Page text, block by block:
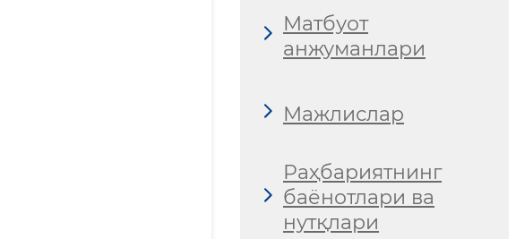
Матбуот
анжуманлари
Мажлислар
Раҳбариятнинг
баёнотлари ва
нутқлари